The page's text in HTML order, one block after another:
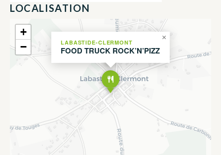
LOCALISATION
LABASTIDE-CLERMONT
FOOD TRUCK ROCK’N’PIZZ
×
+
−